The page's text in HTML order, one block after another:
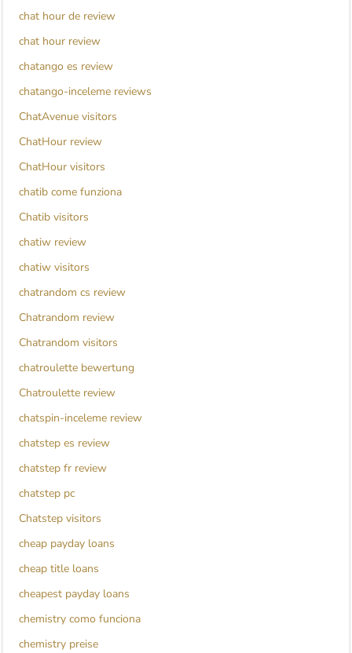
chat hour de review
chat hour review
chatango es review
chatango-inceleme reviews
ChatAvenue visitors
ChatHour review
ChatHour visitors
chatib come funziona
Chatib visitors
chatiw review
chatiw visitors
chatrandom cs review
Chatrandom review
Chatrandom visitors
chatroulette bewertung
Chatroulette review
chatspin-inceleme review
chatstep es review
chatstep fr review
chatstep pc
Chatstep visitors
cheap payday loans
cheap title loans
cheapest payday loans
chemistry como funciona
chemistry preise